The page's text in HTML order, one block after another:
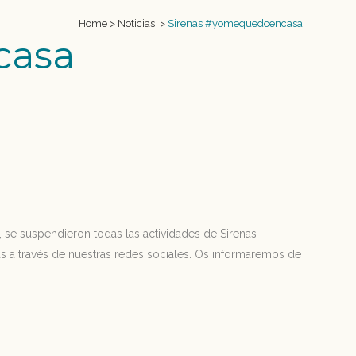
Home > Noticias > Sirenas #yomequedoencasa
suspendieron todas las actividades de Sirenas
a través de nuestras redes sociales. Os informaremos de